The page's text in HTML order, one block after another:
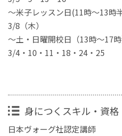
～米子レッスン日(11時～13時
3/8（木）
～土・日曜開校日（13時～17
3/4・10・11・18・24・25
身につくスキル・資格
日本ヴォーグ社認定講師